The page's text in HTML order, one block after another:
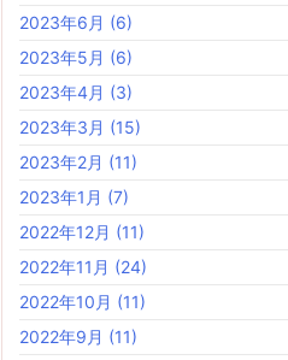
2023年6月 (6)
2023年5月 (6)
2023年4月 (3)
2023年3月 (15)
2023年2月 (11)
2023年1月 (7)
2022年12月 (11)
2022年11月 (24)
2022年10月 (11)
2022年9月 (11)